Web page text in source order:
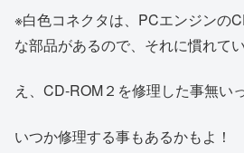
※白色コネクタは、PCエンジンの
な部品があるので、それに慣れて
え、CD-ROM２を修理した事無い
いつか修理する事もあるかもよ！